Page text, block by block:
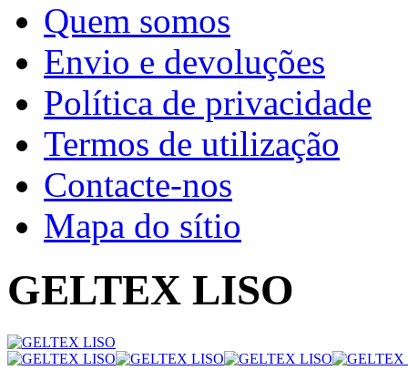
Quem somos
Envio e devoluções
Política de privacidade
Termos de utilização
Contacte-nos
Mapa do sítio
GELTEX LISO